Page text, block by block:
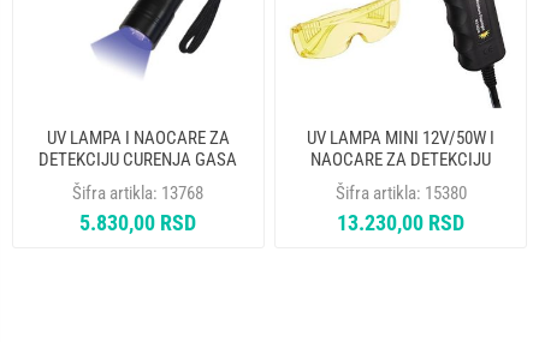
UV LAMPA I NAOCARE ZA
DETEKCIJU CURENJA GASA
MASTERCOOL 53513-UV
Šifra artikla: 13768
5.830,00 RSD
UV LAMPA MINI 12V/50W I
NAOCARE ZA DETEKCIJU
CURENJA GASA MASTERCOOL
53312
Šifra artikla: 15380
13.230,00 RSD